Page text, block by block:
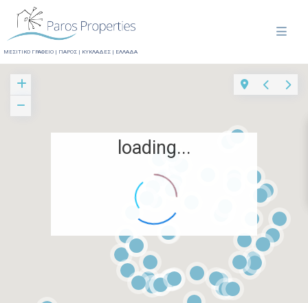
ΜΕΣΙΤΙΚΟ ΓΡΑΦΕΙΟ | ΠΑΡΟΣ | ΚΥΚΛΑΔΕΣ | ΕΛΛΑΔΑ
loading...